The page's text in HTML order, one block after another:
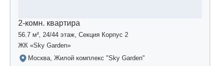
2-комн. квартира
56.7 м², 24/44 этаж, Секция Корпус 2
ЖК «Sky Garden»
Москва, Жилой комплекс "Sky Garden"